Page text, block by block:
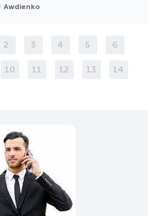
Awdienko
2 3 4 5 6
10 11 12 13 14